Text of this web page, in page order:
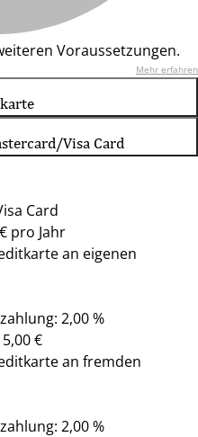
Voraussetzungen.
Mehr erfahren
Visa Card
Card
pro Jahr
an eigenen
2,00 %
€
an fremden
2,00 %